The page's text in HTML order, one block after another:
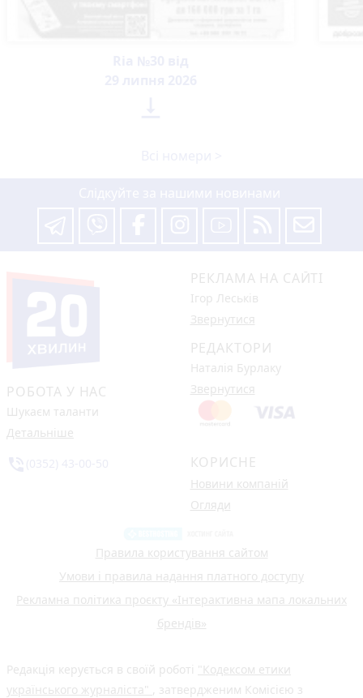
РОБОТА У НАС
Шукаєм таланти
Детальніше
РЕКЛАМА НА САЙТІ
Ігор Леськів
Звернутися
РЕДАКТОРИ
Наталія Бурлаку
Звернутися
КОРИСНЕ
Новини компаній
Огляди
Правила користування сайтом
Умови і правила надання платного доступу
Рекламна політика проєкту «Інтерактивна мапа локальних
брендів»
Редакція керується в своїй роботі "Кодексом етики
українського журналіста" , затвердженим Комісією з